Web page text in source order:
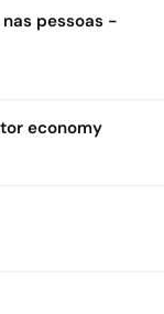
pessoas -
economy